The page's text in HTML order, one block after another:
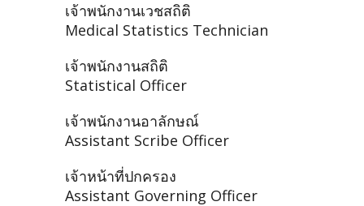
เจ้าพนักงานเวชสถิติ
Medical Statistics Technician
เจ้าพนักงานสถิติ
Statistical Officer
เจ้าพนักงานอาลักษณ์
Assistant Scribe Officer
เจ้าหน้าที่ปกครอง
Assistant Governing Officer